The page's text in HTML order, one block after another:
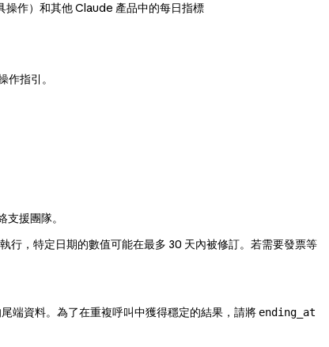
作）和其他 Claude 產品中的每日指標
指引。
援團隊。
行，特定日期的數值可能在最多 30 天內被修訂。若需要發票等
端資料。為了在重複呼叫中獲得穩定的結果，請將 ending_at